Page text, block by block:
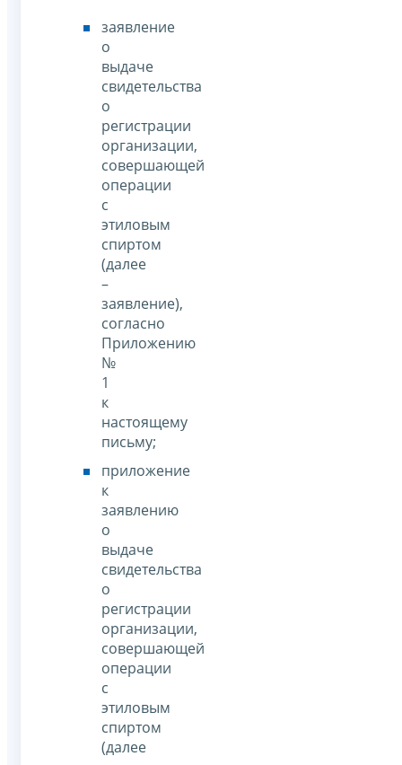
заявление
о
выдаче
свидетельства
о
регистрации
организации,
совершающей
операции
с
этиловым
спиртом
(далее
–
заявление),
согласно
Приложению
№
1
к
настоящему
письму;
приложение
к
заявлению
о
выдаче
свидетельства
о
регистрации
организации,
совершающей
операции
с
этиловым
спиртом
(далее